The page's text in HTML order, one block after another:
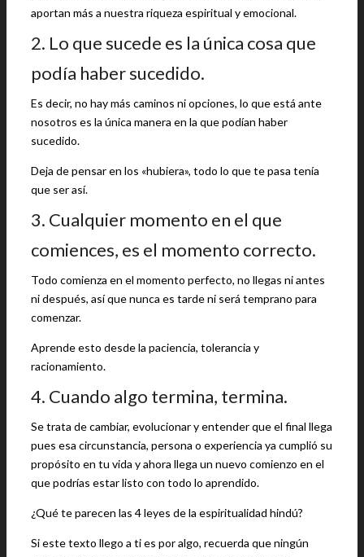
aportan más a nuestra riqueza espiritual y emocional.
2. Lo que sucede es la única cosa que
podía haber sucedido.
Es decir, no hay más caminos ni opciones, lo que está ante
nosotros es la única manera en la que podían haber
sucedido.
Deja de pensar en los «hubiera», todo lo que te pasa tenía
que ser así.
3. Cualquier momento en el que
comiences, es el momento correcto.
Todo comienza en el momento perfecto, no llegas ni antes
ni después, así que nunca es tarde ni será temprano para
comenzar.
Aprende esto desde la paciencia, tolerancia y
racionamiento.
4. Cuando algo termina, termina.
Se trata de cambiar, evolucionar y entender que el final llega
pues esa circunstancia, persona o experiencia ya cumplió su
propósito en tu vida y ahora llega un nuevo comienzo en el
que podrías estar listo con todo lo aprendido.
¿Qué te parecen las 4 leyes de la espiritualidad hindú?
Si este texto llego a ti es por algo, recuerda que ningún